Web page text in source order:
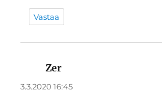
Vastaa
Zer
3.3.2020 16:45